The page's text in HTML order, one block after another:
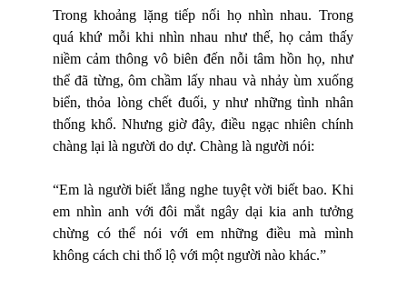
Trong khoảng lặng tiếp nối họ nhìn nhau. Trong
quá khứ mỗi khi nhìn nhau như thế, họ cảm thấy
niềm cảm thông vô biên đến nỗi tâm hồn họ, như
thể đã từng, ôm chầm lấy nhau và nhảy ùm xuống
biển, thỏa lòng chết đuối, y như những tình nhân
thống khổ. Nhưng giờ đây, điều ngạc nhiên chính
chàng lại là người do dự. Chàng là người nói:
“Em là người biết lắng nghe tuyệt vời biết bao. Khi
em nhìn anh với đôi mắt ngây dại kia anh tưởng
chừng có thể nói với em những điều mà mình
không cách chi thổ lộ với một người nào khác.”